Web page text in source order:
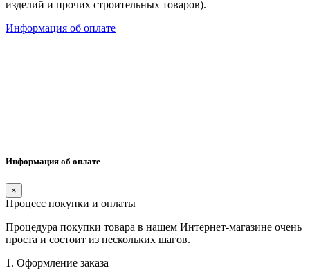
изделий и прочих строительных товаров).
Информация об оплате
Информация об оплате
×
Процесс покупки и оплаты
Процедура покупки товара в нашем Интернет-магазине очень
проста и состоит из нескольких шагов.
1. Оформление заказа